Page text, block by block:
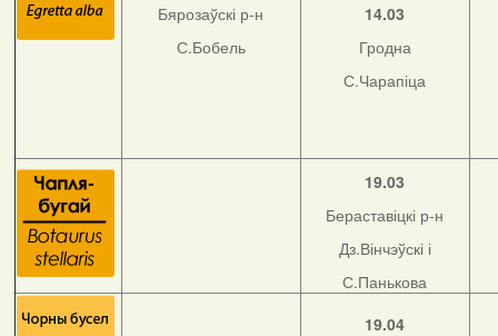
Бярозаўскі р-н
С.Бобель
14.03
Гродна
С.Чарапіца
19.03
Бераставіцкі р-н
Дз.Вінчэўскі і
С.Панькова
19.04